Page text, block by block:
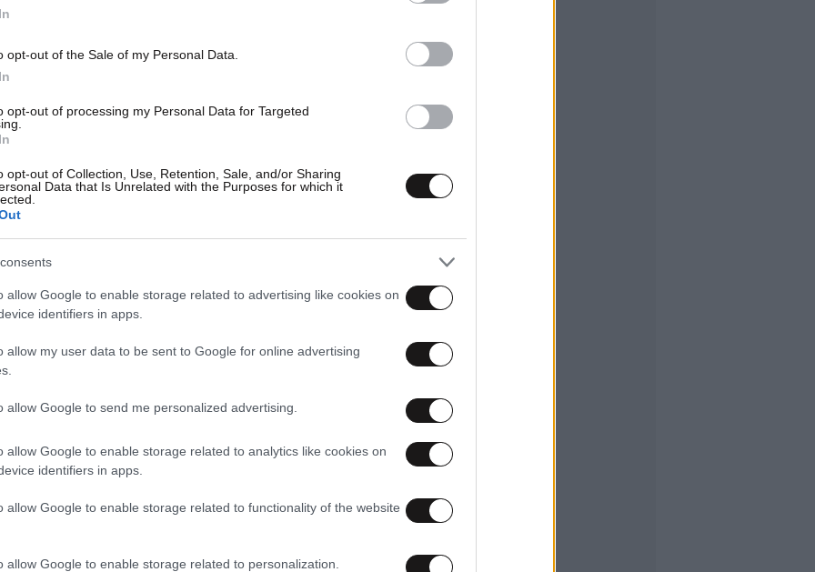
opt-out of the Sale of my Personal Data.
opt-out of processing my Personal Data for Targeted
opt-out of Collection, Use, Retention, Sale, and/or Sharing
Data that Is Unrelated with the Purposes for which it
allow Google to enable storage related to advertising like cookies on
identifiers in apps.
allow my user data to be sent to Google for online advertising
allow Google to send me personalized advertising.
allow Google to enable storage related to analytics like cookies on
identifiers in apps.
allow Google to enable storage related to functionality of the website
allow Google to enable storage related to personalization.
τα παιδιά του. Ευτυχώς η αστυνομία έφτασε
το μόριο του άνδρα